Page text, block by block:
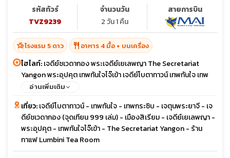
รหัสทัวร์
TVZ9239
จำนวนวัน
2 วัน 1 คืน
สายการบิน
hotel_classโรงแรม 5 ดาว restaurant อาหาร 4 มื้อ + บนเครื่อง
ไฮไลท์:เจดีย์ชเวดากอง พระเจดีย์เยเลพญา The Secretariat
Yangon พระอุปคุต เทพทันใจไจ๊เข้า เจดีย์โบตาทาวน์ เทพทันใจ เทพ
กระซิบ เจตุนพระยาจี
อ่านเพิ่มเติม
เที่ยว:เจดีย์โบตาทาวน์ - เทพทันใจ - เทพกระซิบ - เจตุนพระยาจี - เจ
ดีย์ชเวดากอง (จุดเทียน 999 เล่ม) - เมืองสิเรียม - เจดีย์เยเลพญา -
พระอุปคุต - เทพทันใจไจ๊เข้า - The Secretariat Yangon - ร้าน
กาแฟ Lumbini Tea Room